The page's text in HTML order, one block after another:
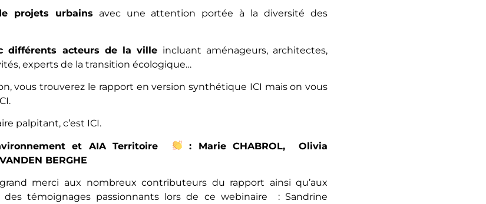
projets urbains avec une attention portée à la diversité des
différents acteurs de la ville incluant aménageurs, architectes,
experts de la transition écologique…
vous trouverez le rapport en version synthétique ICI mais on vous
palpitant, c’est ICI.
et AIA Territoire
: Marie CHABROL, Olivia
BERGHE
merci aux nombreux contributeurs du rapport ainsi qu’aux
témoignages passionnants lors de ce webinaire : Sandrine